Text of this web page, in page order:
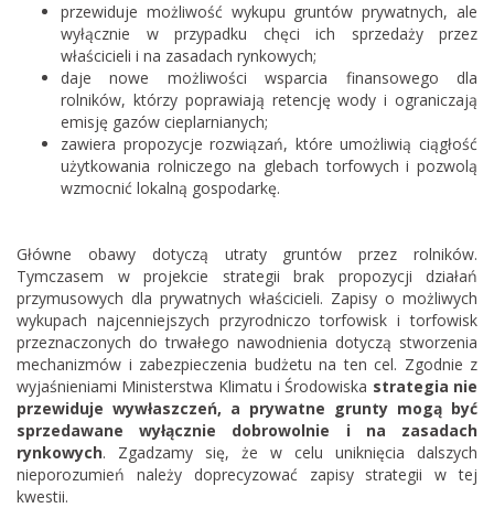
przewiduje możliwość wykupu gruntów prywatnych, ale
wyłącznie w przypadku chęci ich sprzedaży przez
właścicieli i na zasadach rynkowych;
daje nowe możliwości wsparcia finansowego dla
rolników, którzy poprawiają retencję wody i ograniczają
emisję gazów cieplarnianych;
zawiera propozycje rozwiązań, które umożliwią ciągłość
użytkowania rolniczego na glebach torfowych i pozwolą
wzmocnić lokalną gospodarkę.
Główne obawy dotyczą utraty gruntów przez rolników.
Tymczasem w projekcie strategii brak propozycji działań
przymusowych dla prywatnych właścicieli. Zapisy o możliwych
wykupach najcenniejszych przyrodniczo torfowisk i torfowisk
przeznaczonych do trwałego nawodnienia dotyczą stworzenia
mechanizmów i zabezpieczenia budżetu na ten cel. Zgodnie z
wyjaśnieniami Ministerstwa Klimatu i Środowiska strategia nie
przewiduje wywłaszczeń, a prywatne grunty mogą być
sprzedawane wyłącznie dobrowolnie i na zasadach
rynkowych. Zgadzamy się, że w celu uniknięcia dalszych
nieporozumień należy doprecyzować zapisy strategii w tej
kwestii.